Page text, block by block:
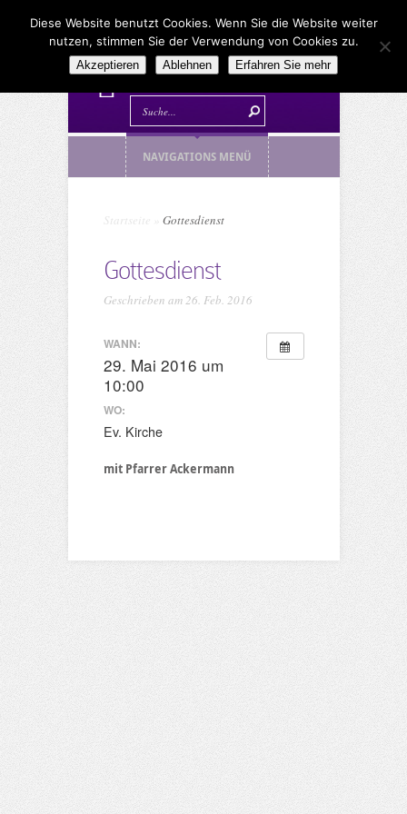
NAVIGATIONS MENÜ
Startseite Gottesdienst
Gottesdienst
Geschrieben am 26. Feb. 2016
WANN:
29. Mai 2016 um
10:00
WO:
Ev. Kirche
mit Pfarrer Ackermann
Diese Website benutzt Cookies. Wenn Sie die Website weiter
nutzen, stimmen Sie der Verwendung von Cookies zu.
Akzeptieren Ablehnen Erfahren Sie mehr